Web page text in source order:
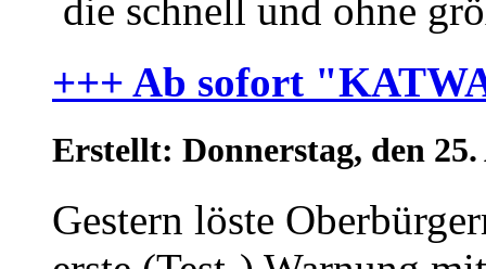
die schnell und ohne
+++ Ab sofort
Erstellt: Donnerstag, den
Gestern löste